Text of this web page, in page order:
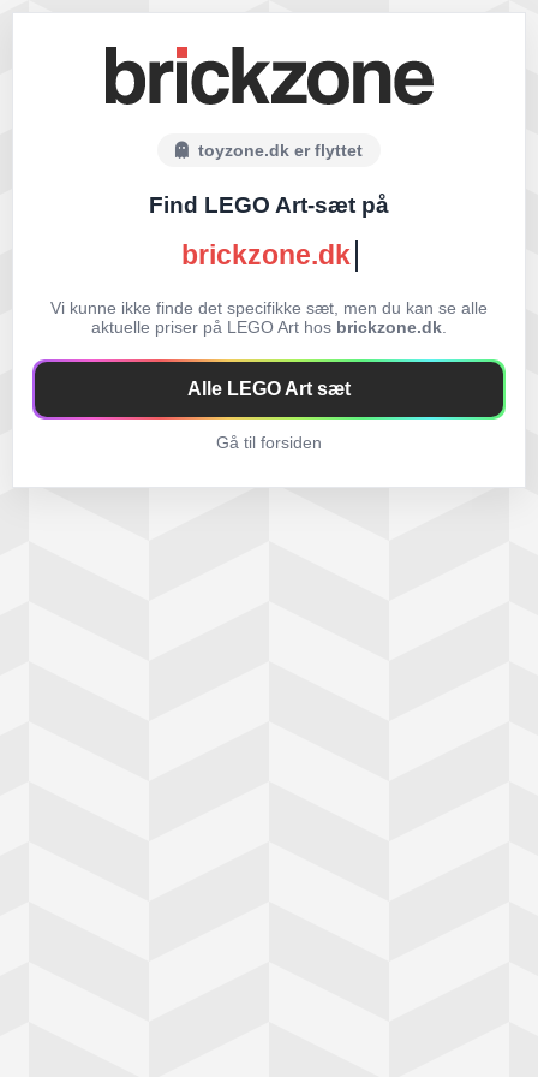
toyzone.dk er flyttet
Find LEGO Art-sæt på
brickzone.dk
Vi kunne ikke finde det specifikke sæt, men du kan se alle
aktuelle priser på LEGO Art hos brickzone.dk
Alle LEGO Art sæt
Gå til forsiden